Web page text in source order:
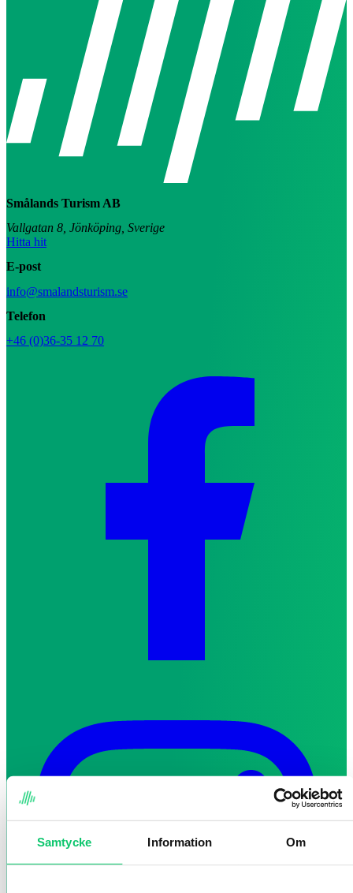
Samtycke Information Om
Smålands Turism AB
Vallgatan 8, Jönköping, Sverige
Hitta hit
E-post
info@smalandsturism.se
Telefon
+46 (0)36-35 12 70